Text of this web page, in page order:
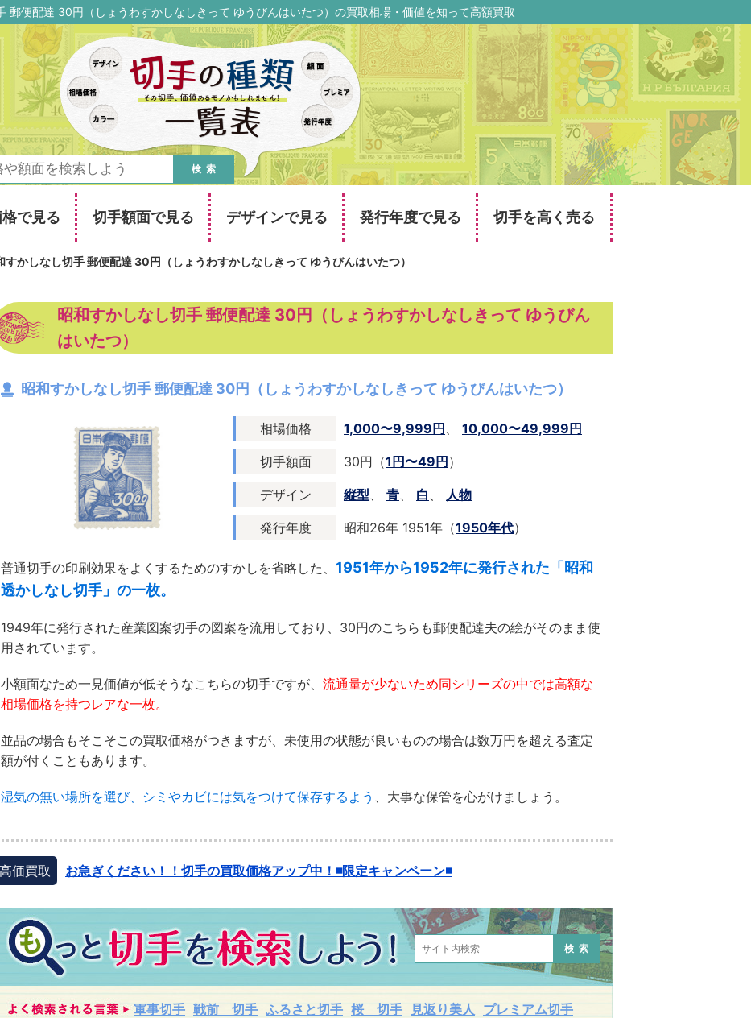
郵便配達 30円（しょうわすかしなしきって ゆうびんはいたつ）の買取相場・価値を知って高額買取
検索
で見る 切手額面で見る デザインで見る 発行年度で見る 切手を高く売る
すかしなし切手 郵便配達 30円（しょうわすかしなしきって ゆうびんはいたつ）
昭和すかしなし切手 郵便配達 30円（しょうわすかしなしきって ゆうびん
はいたつ）
昭和すかしなし切手 郵便配達 30円（しょうわすかしなしきって ゆうびんはいたつ）
相場価格 1,000〜9,999円 、 10,000〜49,999円
切手額面 30円（1円〜49円 ）
デザイン 縦型、 青、 白 、 人物
発行年度 昭和26年 1951年（1950年代）
普通切手の印刷効果をよくするためのすかしを省略した、 1951年から1952年に発行された「昭和
透かしなし切手」の一枚。
1949年に発行された産業図案切手の図案を流用しており、30円のこちらも郵便配達夫の絵がそのまま使
用されています。
小額面なため一見価値が低そうなこちらの切手ですが、 流通量が少ないため同シリーズの中では高額な
相場価格を持つレアな一枚。
並品の場合もそこそこの買取価格がつきますが、未使用の状態が良いものの場合は数万円を超える査定
額が付くこともあります。
湿気の無い場所を選び、シミやカビには気をつけて保存するよう 、大事な保管を心がけましょう。
高価買取 お急ぎください！！切手の買取価格アップ中！◾️限定キャンペーン◾️
検索
軍事切手 戦前 切手 ふるさと切手 桜 切手 見返り美人 プレミアム切手